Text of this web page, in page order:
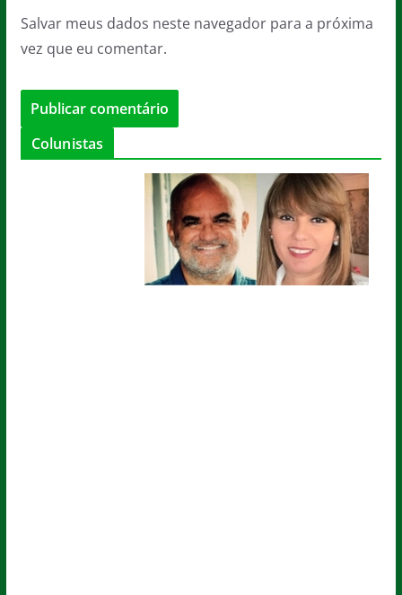
Salvar meus dados neste navegador para a próxima
vez que eu comentar.
Colunistas